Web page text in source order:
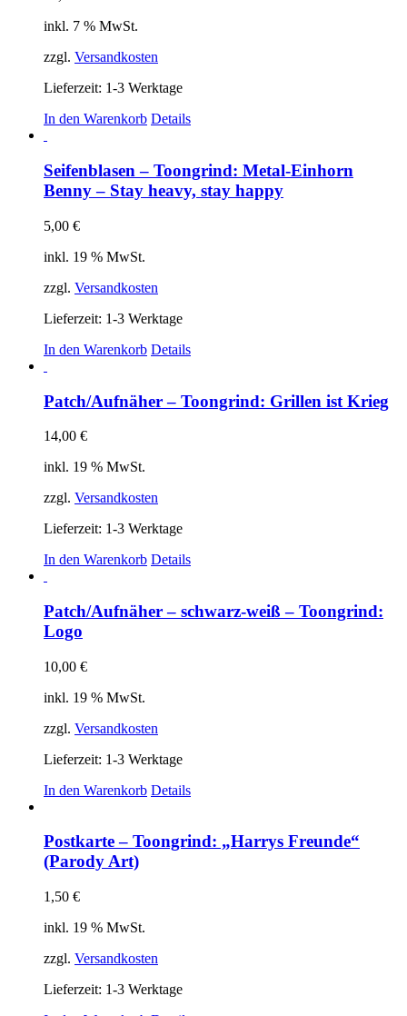
inkl. 7 % MwSt.
zzgl. Versandkosten
Lieferzeit: 1-3 Werktage
In den Warenkorb Details
Seifenblasen – Toongrind: Metal-Einhorn
Benny – Stay heavy, stay happy
5,00 €
inkl. 19 % MwSt.
zzgl. Versandkosten
Lieferzeit: 1-3 Werktage
In den Warenkorb Details
Patch/Aufnäher – Toongrind: Grillen ist Krieg
14,00 €
inkl. 19 % MwSt.
zzgl. Versandkosten
Lieferzeit: 1-3 Werktage
In den Warenkorb Details
Patch/Aufnäher – schwarz-weiß – Toongrind:
Logo
10,00 €
inkl. 19 % MwSt.
zzgl. Versandkosten
Lieferzeit: 1-3 Werktage
In den Warenkorb Details
Postkarte – Toongrind: „Harrys Freunde“
(Parody Art)
1,50 €
inkl. 19 % MwSt.
zzgl. Versandkosten
Lieferzeit: 1-3 Werktage